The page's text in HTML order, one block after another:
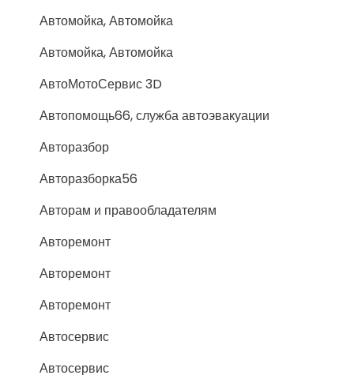
Автомойка, Автомойка
Автомойка, Автомойка
АвтоМотоСервис 3D
Автопомощь66, служба автоэвакуации
Авторазбор
Авторазборка56
Авторам и правообладателям
Авторемонт
Авторемонт
Авторемонт
Автосервис
Автосервис